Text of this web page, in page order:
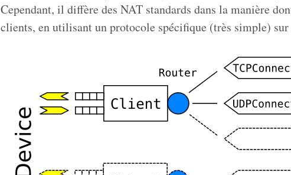
Cependant, il diffère des NAT standards dans la manière
clients, en utilisant un protocole spécifique (très simple) sur